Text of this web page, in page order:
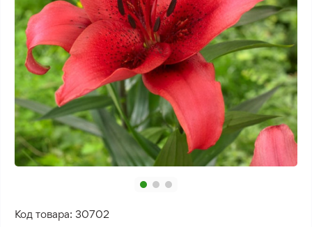
Код товара: 30702